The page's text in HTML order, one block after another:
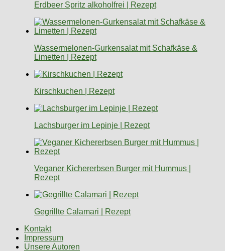
Erdbeer Spritz alkoholfrei | Rezept
Wassermelonen-Gurkensalat mit Schafkäse &
Limetten | Rezept
Kirschkuchen | Rezept
Lachsburger im Lepinje | Rezept
Veganer Kichererbsen Burger mit Hummus |
Rezept
Gegrillte Calamari | Rezept
Kontakt
Impressum
Unsere Autoren